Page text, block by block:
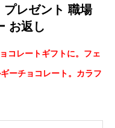
レゼント 職場
お返し
コレートギフトに。フェ
ーチョコレート。カラフ